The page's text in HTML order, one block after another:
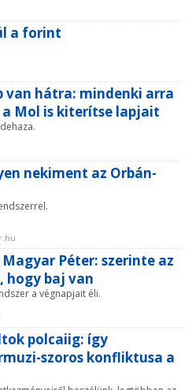
a forint
van hátra: mindenki arra
a Mol is kiterítse lapjait
nekiment az Orbán-
Péter: szerinte az
hogy baj van
a végnapjait éli.
polcaiig: így
szoros konfliktusa a